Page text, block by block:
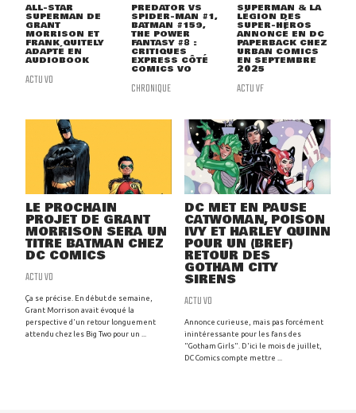
ALL-STAR
SUPERMAN DE
GRANT
MORRISON ET
FRANK QUITELY
ADAPTÉ EN
AUDIOBOOK
ACTU VO
PREDATOR VS
SPIDER-MAN #1,
BATMAN #159,
THE POWER
FANTASY #8 :
CRITIQUES
EXPRESS CÔTÉ
COMICS VO
CHRONIQUE
SUPERMAN & LA
LÉGION DES
SUPER-HÉROS
ANNONCÉ EN DC
PAPERBACK CHEZ
URBAN COMICS
EN SEPTEMBRE
2025
ACTU VF
LE PROCHAIN
PROJET DE GRANT
MORRISON SERA UN
TITRE BATMAN CHEZ
DC COMICS
ACTU VO
Ça se précise. En début de semaine,
Grant Morrison avait évoqué la
perspective d'un retour longuement
attendu chez les Big Two pour un ...
DC MET EN PAUSE
CATWOMAN, POISON
IVY ET HARLEY QUINN
POUR UN (BREF)
RETOUR DES
GOTHAM CITY
SIRENS
ACTU VO
Annonce curieuse, mais pas forcément
inintéressante pour les fans des
"Gotham Girls". D'ici le mois de juillet,
DC Comics compte mettre ...